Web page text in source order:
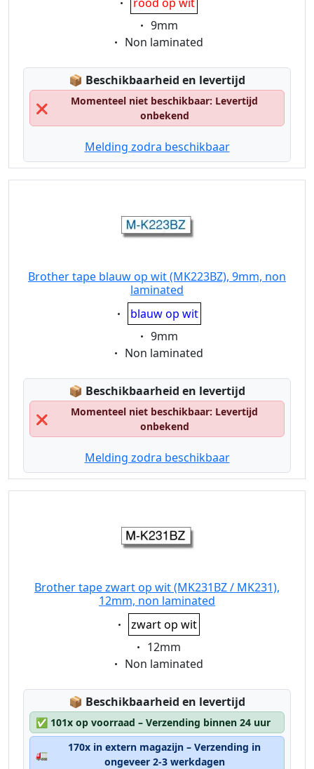
Eigenschaft:
9mm
Eigenschaft:
Non laminated
📦 Lagerstatus:
Beschikbaarheid en levertijd
❌
Momenteel niet beschikbaar: Levertijd
onbekend
Melding zodra beschikbaar
Brother tape blauw op wit (MK223BZ), 9mm, non
laminated
Eigenschaft:
blauw op wit
Eigenschaft:
9mm
Eigenschaft:
Non laminated
📦 Lagerstatus:
Beschikbaarheid en levertijd
❌
Momenteel niet beschikbaar: Levertijd
onbekend
Melding zodra beschikbaar
Brother tape zwart op wit (MK231BZ / MK231),
12mm, non laminated
Eigenschaft:
zwart op wit
Eigenschaft:
12mm
Eigenschaft:
Non laminated
📦 Lagerstatus:
Beschikbaarheid en levertijd
✅ 101x op voorraad – Verzending binnen 24 uur
🚛
170x in extern magazijn – Verzending in
ongeveer 2-3 werkdagen